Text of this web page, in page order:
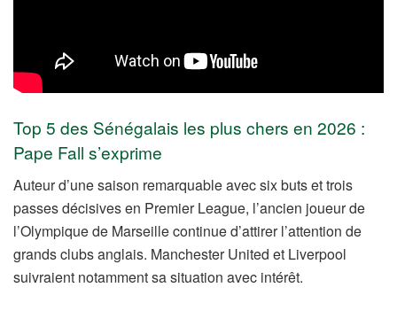
Top 5 des Sénégalais les plus chers en 2026 :
Pape Fall s’exprime
Auteur d’une saison remarquable avec six buts et trois
passes décisives en Premier League, l’ancien joueur de
l’Olympique de Marseille continue d’attirer l’attention de
grands clubs anglais. Manchester United et Liverpool
suivraient notamment sa situation avec intérêt.